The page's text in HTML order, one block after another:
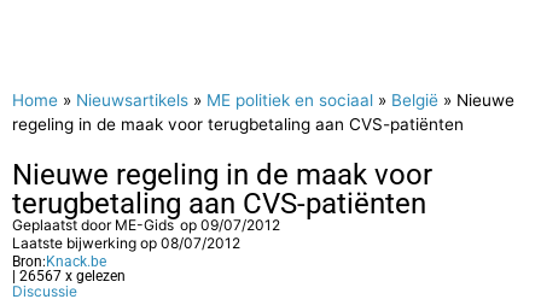
Home » Nieuwsartikels » ME politiek en sociaal » België » Nieuwe
regeling in de maak voor terugbetaling aan CVS-patiënten
Nieuwe regeling in de maak voor
terugbetaling aan CVS-patiënten
Geplaatst door ME-Gids op 09/07/2012
Laatste bijwerking op 08/07/2012
Bron: Knack.be
| 26567 x gelezen
Discussie